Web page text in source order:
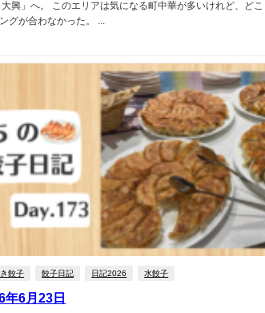
興」へ。 このエリアは気になる町中華が多いけれど、どこ
グが合わなかった。 ...
餃子 餃子日記 日記2026 水餃子
年6月23日